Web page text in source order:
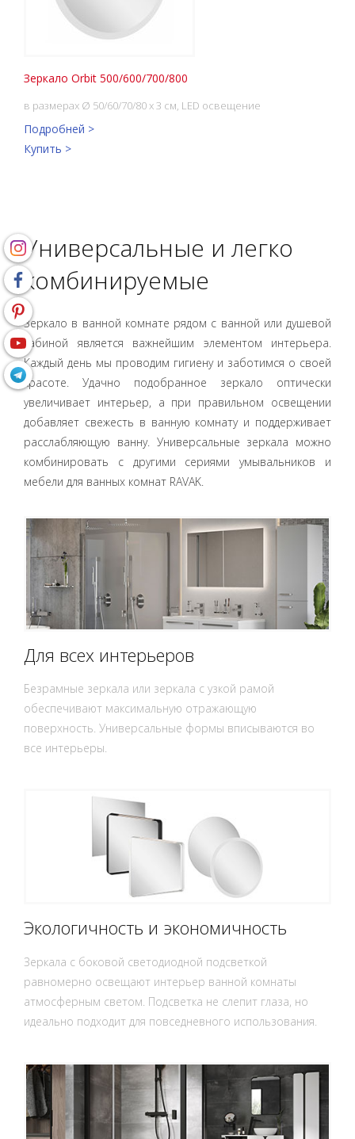
Зеркало Orbit 500/600/700/800
в размерах Ø 50/60/70/80 x 3 см, LED освещение
Подробней >
Купить >
Универсальные и легко
комбинируемые
Зеркало в ванной комнате рядом с ванной или душевой
кабиной является важнейшим элементом интерьера.
Каждый день мы проводим гигиену и заботимся о своей
красоте. Удачно подобранное зеркало оптически
увеличивает интерьер, а при правильном освещении
добавляет свежесть в ванную комнату и поддерживает
расслабляющую ванну. Универсальные зеркала можно
комбинировать с другими сериями умывальников и
мебели для ванных комнат RAVAK.
Для всех интерьеров
Безрамные зеркала или зеркала с узкой рамой
обеспечивают максимальную отражающую
поверхность. Универсальные формы вписываются во
все интерьеры.
Экологичность и экономичность
Зеркала с боковой светодиодной подсветкой
равномерно освещают интерьер ванной комнаты
атмосферным светом. Подсветка не слепит глаза, но
идеально подходит для повседневного использования.